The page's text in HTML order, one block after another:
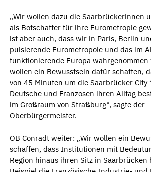
„Wir wollen dazu die Saarbrückerinnen
als Botschafter für ihre Eurometrople
ist aber auch, dass wir in Paris, Berlin
pulsierende Eurometropole und das im
funktionierende Europa wahrgenommen
wollen ein Bewusstsein dafür schaffen,
von 45 Minuten um die Saarbrücker City
Deutsche und Franzosen ihren Alltag
im Großraum von Straßburg“, sagte der
Oberbürgermeister.
OB Conradt weiter: „Wir wollen ein
schaffen, dass Institutionen mit
Region hinaus ihren Sitz in Saarbrücken